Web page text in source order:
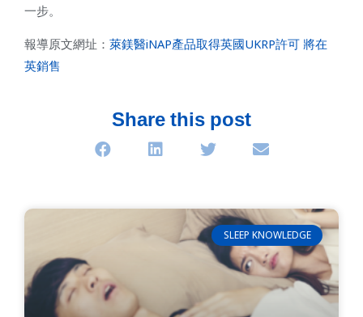
一步。
報導原文網址： 萊鎂醫iNAP產品取得英國UKRP許可 將在
英銷售
Share this post
SLEEP KNOWLEDGE